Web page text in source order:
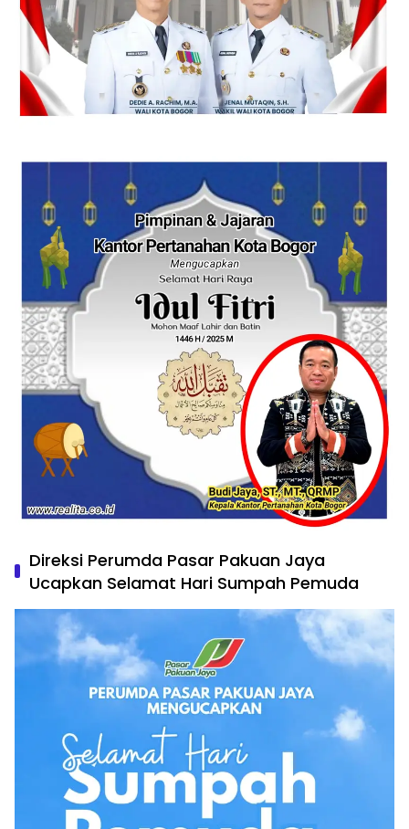
Direksi Perumda Pasar Pakuan Jaya
Ucapkan Selamat Hari Sumpah Pemuda